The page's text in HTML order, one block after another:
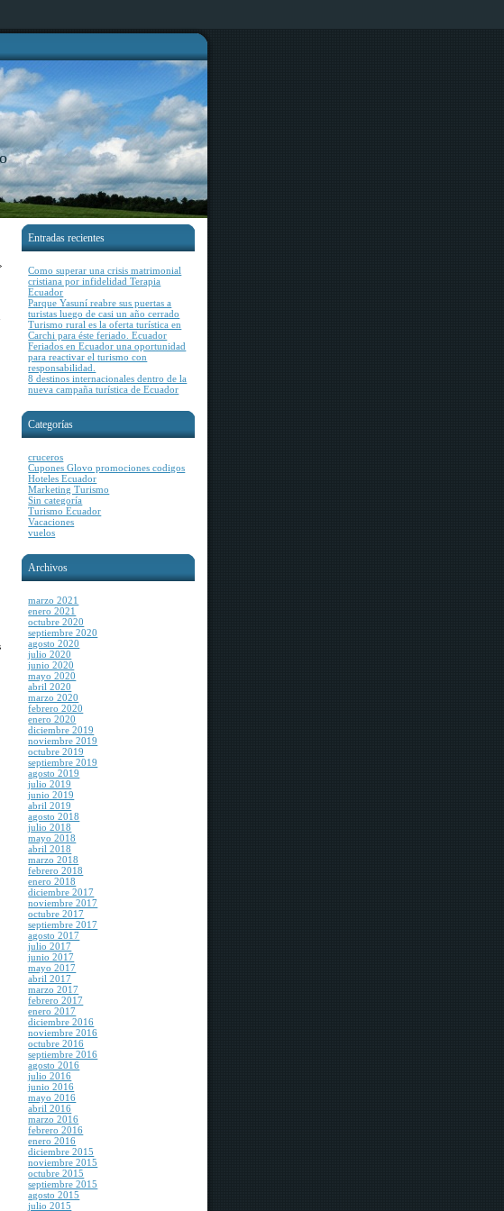
Entradas recientes
Como superar una crisis matrimonial
cristiana por infidelidad Terapia
Ecuador
Parque Yasuní reabre sus puertas a
turistas luego de casi un año cerrado
Turismo rural es la oferta turística en
Carchi para éste feriado. Ecuador
Feriados en Ecuador una oportunidad
para reactivar el turismo con
responsabilidad.
8 destinos internacionales dentro de la
nueva campaña turística de Ecuador
Categorías
cruceros
Cupones Glovo promociones codigos
Hoteles Ecuador
Marketing Turismo
Sin categoría
Turismo Ecuador
Vacaciones
vuelos
Archivos
marzo 2021
enero 2021
octubre 2020
septiembre 2020
agosto 2020
julio 2020
junio 2020
mayo 2020
abril 2020
marzo 2020
febrero 2020
enero 2020
diciembre 2019
noviembre 2019
octubre 2019
septiembre 2019
agosto 2019
julio 2019
junio 2019
abril 2019
agosto 2018
julio 2018
mayo 2018
abril 2018
marzo 2018
febrero 2018
enero 2018
diciembre 2017
noviembre 2017
octubre 2017
septiembre 2017
agosto 2017
julio 2017
junio 2017
mayo 2017
abril 2017
marzo 2017
febrero 2017
enero 2017
diciembre 2016
noviembre 2016
octubre 2016
septiembre 2016
agosto 2016
julio 2016
junio 2016
mayo 2016
abril 2016
marzo 2016
febrero 2016
enero 2016
diciembre 2015
noviembre 2015
octubre 2015
septiembre 2015
agosto 2015
julio 2015